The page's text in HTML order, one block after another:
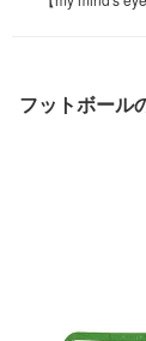
フットボール